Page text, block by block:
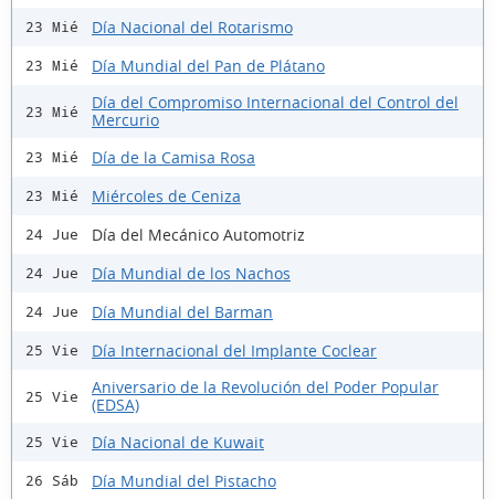
23 Mié Día Nacional del Rotarismo
23 Mié Día Mundial del Pan de Plátano
23 Mié
Día del Compromiso Internacional del Control del
Mercurio
23 Mié Día de la Camisa Rosa
23 Mié Miércoles de Ceniza
24 Jue Día del Mecánico Automotriz
24 Jue Día Mundial de los Nachos
24 Jue Día Mundial del Barman
25 Vie Día Internacional del Implante Coclear
25 Vie
Aniversario de la Revolución del Poder Popular
(EDSA)
25 Vie Día Nacional de Kuwait
26 Sáb Día Mundial del Pistacho